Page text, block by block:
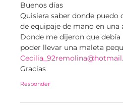
Buenos días
Quisiera saber donde
de equipaje de mano en una
Donde me dijeron que
poder llevar una maleta
Gracias
Responder